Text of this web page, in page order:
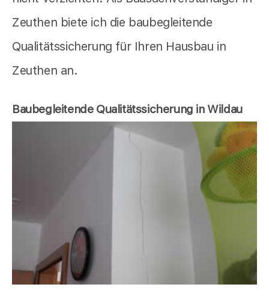
Zeuthen biete ich die baubegleitende
Qualitätssicherung für Ihren Hausbau in
Zeuthen an.
Baubegleitende Qualitätssicherung in Wildau